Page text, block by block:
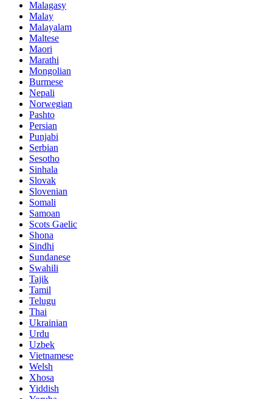
Malagasy
Malay
Malayalam
Maltese
Maori
Marathi
Mongolian
Burmese
Nepali
Norwegian
Pashto
Persian
Punjabi
Serbian
Sesotho
Sinhala
Slovak
Slovenian
Somali
Samoan
Scots Gaelic
Shona
Sindhi
Sundanese
Swahili
Tajik
Tamil
Telugu
Thai
Ukrainian
Urdu
Uzbek
Vietnamese
Welsh
Xhosa
Yiddish